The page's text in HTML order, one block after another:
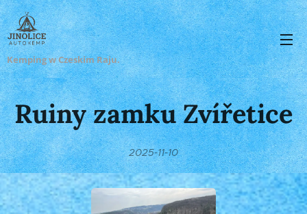
Kemping w Czeskim Raju.
Ruiny zamku Zvířetice
2025-11-10